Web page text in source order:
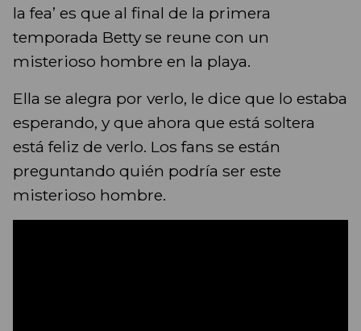
la fea’ es que al final de la primera
temporada Betty se reune con un
misterioso hombre en la playa.
Ella se alegra por verlo, le dice que lo estaba
esperando, y que ahora que está soltera
está feliz de verlo. Los fans se están
preguntando quién podría ser este
misterioso hombre.